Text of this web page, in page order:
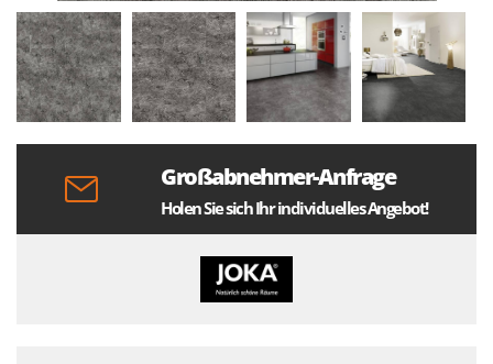
Großabnehmer-Anfrage
Holen Sie sich Ihr individuelles Angebot!